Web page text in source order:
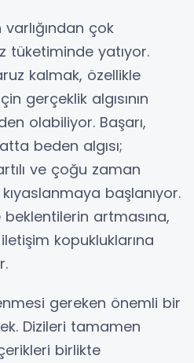
çok
tüketiminde yatıyor.
kalmak, özellikle
gerçeklik algısının
olabiliyor. Başarı,
beden algısı;
ve çoğu zaman
başlanıyor.
artmasına,
iletişim kopukluklarına
gereken önemli bir
Dizileri tamamen
birlikte